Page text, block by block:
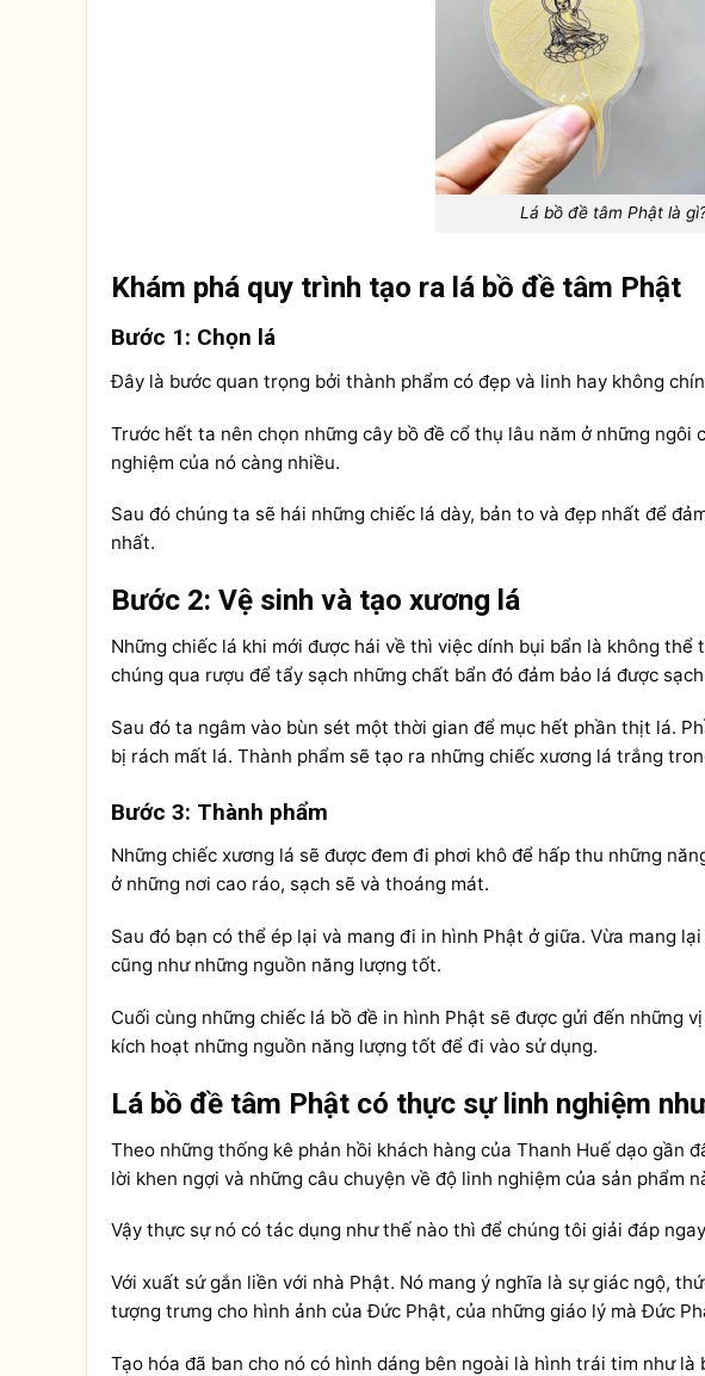
Lá bồ đề tâm Phật là
Khám phá quy trình tạo ra lá bồ đề tâm Phật
Bước 1: Chọn lá
Đây là bước quan trọng bởi thành phẩm có đẹp và linh hay không
Trước hết ta nên chọn những cây bồ đề cổ thụ lâu năm ở những
nghiệm của nó càng nhiều.
Sau đó chúng ta sẽ hái những chiếc lá dày, bản to và đẹp nhất để
nhất.
Bước 2: Vệ sinh và tạo xương lá
Những chiếc lá khi mới được hái về thì việc dính bụi bẩn là không
chúng qua rượu để tẩy sạch những chất bẩn đó đảm bảo lá được
Sau đó ta ngâm vào bùn sét một thời gian để mục hết phần thịt lá.
bị rách mất lá. Thành phẩm sẽ tạo ra những chiếc xương lá trắng
Bước 3: Thành phẩm
Những chiếc xương lá sẽ được đem đi phơi khô để hấp thu những
ở những nơi cao ráo, sạch sẽ và thoáng mát.
Sau đó bạn có thể ép lại và mang đi in hình Phật ở giữa. Vừa mang
cũng như những nguồn năng lượng tốt.
Cuối cùng những chiếc lá bồ đề in hình Phật sẽ được gửi đến những
kích hoạt những nguồn năng lượng tốt để đi vào sử dụng.
Lá bồ đề tâm Phật có thực sự linh nghiệm
Theo những thống kê phản hồi khách hàng của Thanh Huế dạo gần
lời khen ngợi và những câu chuyện về độ linh nghiệm của sản phẩm
Vậy thực sự nó có tác dụng như thế nào thì để chúng tôi giải đáp
Với xuất sứ gắn liền với nhà Phật. Nó mang ý nghĩa là sự giác ngộ,
tượng trưng cho hình ảnh của Đức Phật, của những giáo lý mà Đức
Tạo hóa đã ban cho nó có hình dáng bên ngoài là hình trái tim như